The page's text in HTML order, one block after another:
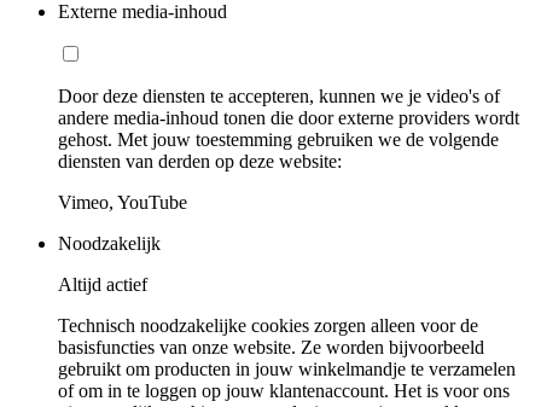
Externe media-inhoud
Door deze diensten te accepteren, kunnen we je video's of
andere media-inhoud tonen die door externe providers wordt
gehost. Met jouw toestemming gebruiken we de volgende
diensten van derden op deze website:
Vimeo, YouTube
Noodzakelijk
Altijd actief
Technisch noodzakelijke cookies zorgen alleen voor de
basisfuncties van onze website. Ze worden bijvoorbeeld
gebruikt om producten in jouw winkelmandje te verzamelen
of om in te loggen op jouw klantenaccount. Het is voor ons